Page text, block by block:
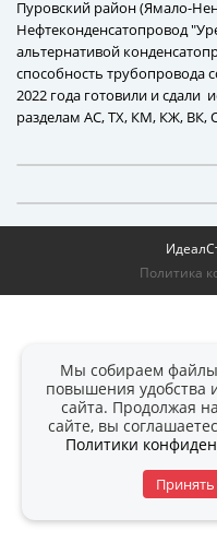
Пуровский район (Ямало-
Нефтеконденсатопровод
альтернативой
способность трубопровода
2022 года готовили и
разделам АС, ТХ, КМ, КЖ, ВК,
Политика
Мы собираем
повышения удобства
сайта. Продолжая
сайте, вы
Политики
Принять